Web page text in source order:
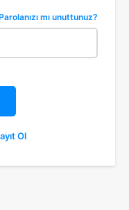
mı unuttunuz?
Ol